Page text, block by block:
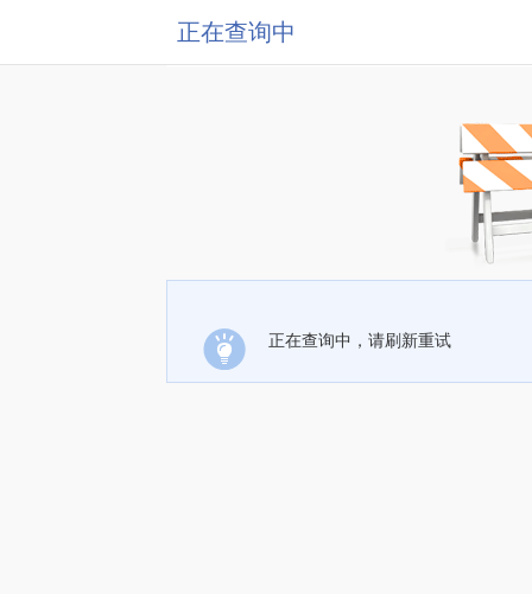
正在查询中
正在查询中，请刷新重试